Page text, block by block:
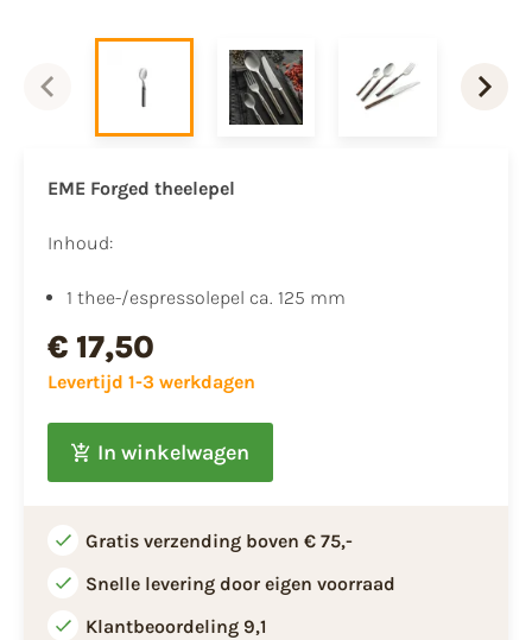
EME Forged theelepel
Inhoud:
1 thee-/espressolepel ca. 125 mm
€ 17,50
Levertijd 1-3 werkdagen
In winkelwagen
Gratis verzending boven € 75,-
Snelle levering door eigen voorraad
Klantbeoordeling 9,1